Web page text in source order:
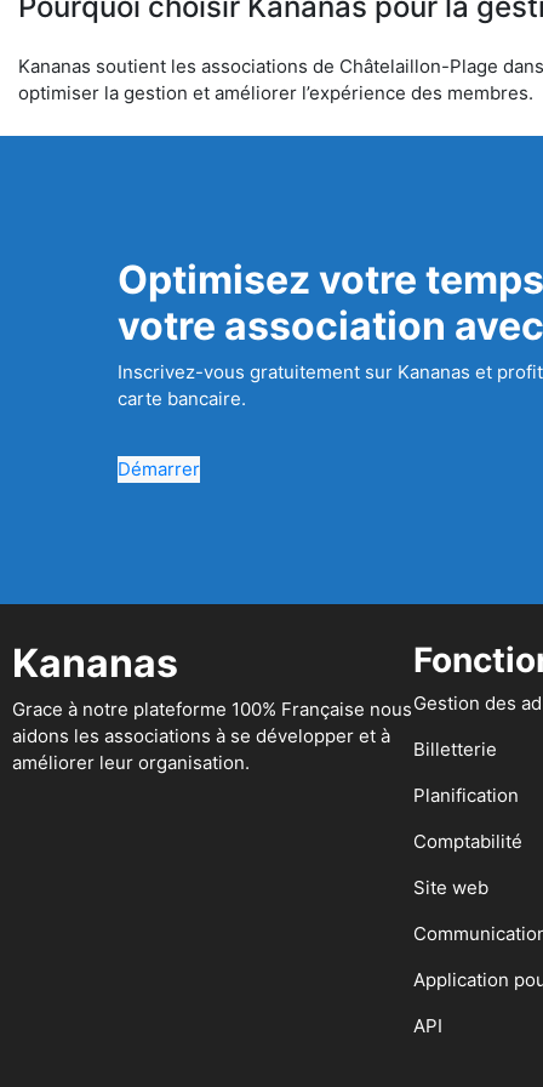
Kananas soutient les associations de Châtelaillon-Plage
optimiser la gestion et améliorer l’expérience des membres.
Optimisez votre
votre association
Inscrivez-vous gratuitement sur Kananas et
carte bancaire.
Démarrer
Kananas
Grace à notre plateforme 100% Française nous
aidons les associations à se développer et à
améliorer leur organisation.
Gestion des
Billetterie
Planification
Comptabilité
Site web
Application
API